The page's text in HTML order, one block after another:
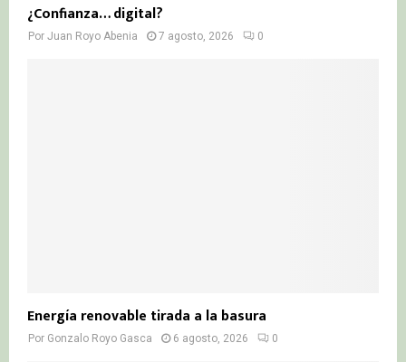
¿Confianza… digital?
Por Juan Royo Abenia 7 agosto, 2026 0
Energía renovable tirada a la basura
Por Gonzalo Royo Gasca 6 agosto, 2026 0